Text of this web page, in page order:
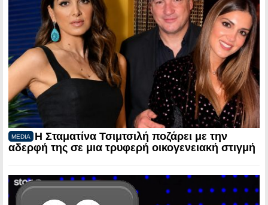
MEDIA
Η Σταματίνα Τσιμτσιλή ποζάρει με την
αδερφή της σε μια τρυφερή οικογενειακή στιγμή